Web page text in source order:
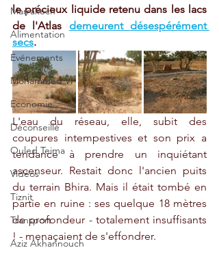
Marrakech
Alimentation
Evénements
Mohammed VI
Economie
Déconseillé
Ouled Teima
Vidéos
Tiznit
Transport
Aziz Akhannouch
le précieux liquide retenu dans les lacs
de l'Atlas demeurent désespérément
secs.
L'eau du réseau, elle, subit des
coupures intempestives et son prix a
tendance à prendre un inquiétant
ascenseur. Restait donc l'ancien puits
du terrain Bhira. Mais il était tombé en
partie en ruine : ses quelque 18 mètres
de profondeur - totalement insuffisants
! - menaçaient de s'effondrer.